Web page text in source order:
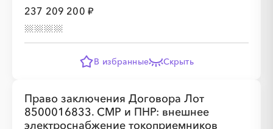
237 209 200 ₽
В избранные Скрыть
Право заключения Договора Лот
8500016833. СМР и ПНР: внешнее
электроснабжение токоприемников